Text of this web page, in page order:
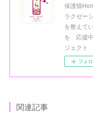
保護猫
ラクゼー
を整えて
を 応援
ジェクト
フォ
関連記事